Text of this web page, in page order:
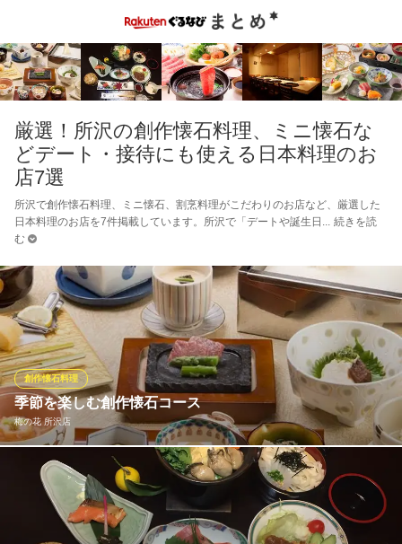
厳選！所沢の創作懐石料理、ミニ懐石な
どデート・接待にも使える日本料理のお
店7選
所沢で創作懐石料理、ミニ懐石、割烹料理がこだわりのお店など、厳選した
日本料理のお店を7件掲載しています。所沢で「デートや誕生日
続きを読
む
季節を楽しむ創作懐石コース
梅の花 所沢店
創作懐石料理
梅の花では、名物の豆腐と湯葉をベースに、季節の食材を活かし
た懐石コースをご用意しています。華やかな見た目に、出汁や食
材の豊かな香り…四季折々の情緒を五感を使ってご堪能いただけ
ます。接待や宴会などのビジネスシーンから、ご友人やご親戚と